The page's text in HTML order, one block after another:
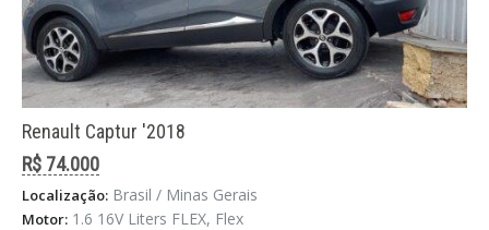
Renault Captur '2018
R$ 74.000
Localização: Brasil / Minas Gerais
Motor: 1.6 16V Liters FLEX, Flex